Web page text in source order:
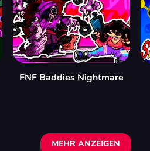
FNF Baddies Nightmare
MEHR ANZEIGEN